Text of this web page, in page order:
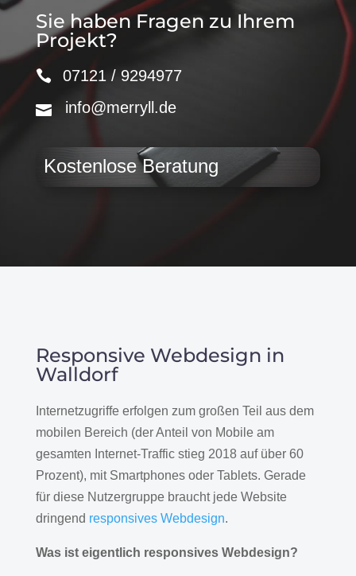
Sie haben Fragen zu Ihrem
Projekt?
07121 / 9294977
info@merryll.de
Kostenlose Beratung
Responsive Webdesign in
Walldorf
Internetzugriffe erfolgen zum großen Teil aus dem
mobilen Bereich (der Anteil von Mobile am
gesamten Internet-Traffic stieg 2018 auf über 60
Prozent), mit Smartphones oder Tablets. Gerade
für diese Nutzergruppe braucht jede Website
dringend responsives Webdesign.
Was ist eigentlich responsives Webdesign?